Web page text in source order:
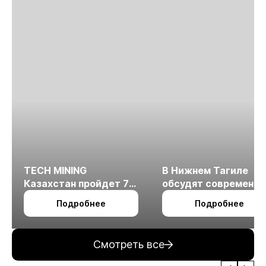
TECH MINING
Казахстан пройдет 7
октября в Алматы
Подробнее
В Нижнем Тагиле
обсудят
технологии
измельчения
Подробнее
Смотреть все